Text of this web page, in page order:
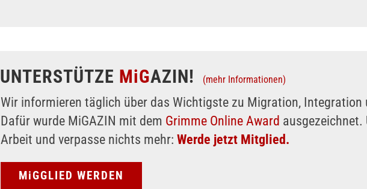
UNTERSTÜTZE MiGAZIN! (mehr Informationen)
Wir informieren täglich über das Wichtigste zu Migration, Integration
Dafür wurde MiGAZIN mit dem Grimme Online Award
Arbeit und verpasse nichts mehr: Werde jetzt Mitglied.
MiGGLIED WERDEN